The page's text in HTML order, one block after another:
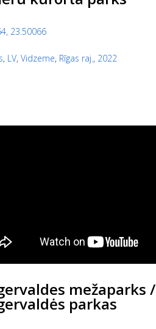
23.50066
, LV, Vidzeme, Rīgas raj., 2022
mežaparks /
parkas